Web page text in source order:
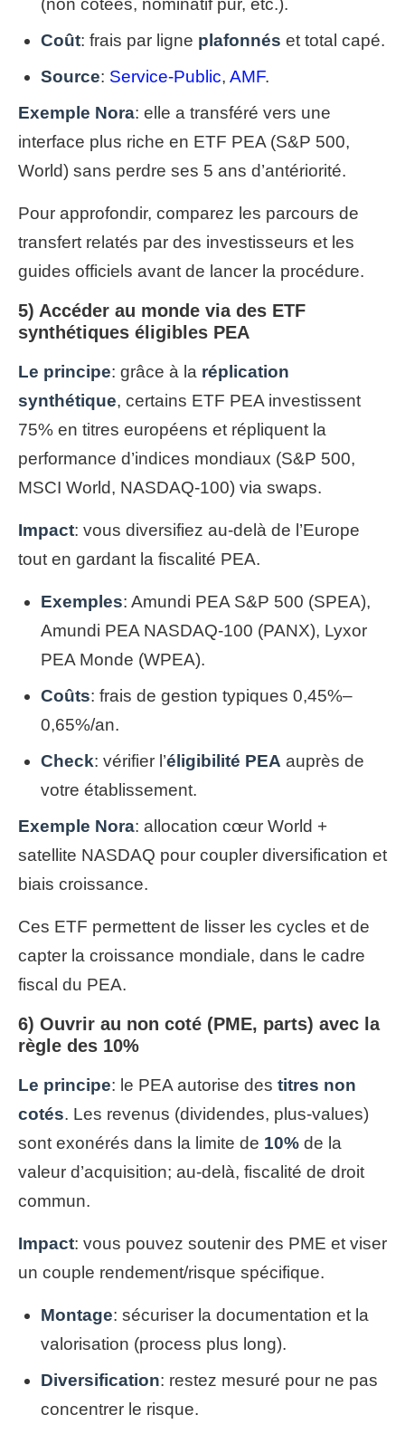
(non cotées, nominatif pur, etc.).
Coût: frais par ligne plafonnés et total capé.
Source: Service-Public, AMF.
Exemple Nora: elle a transféré vers une
interface plus riche en ETF PEA (S&P 500,
World) sans perdre ses 5 ans d’antériorité.
Pour approfondir, comparez les parcours de
transfert relatés par des investisseurs et les
guides officiels avant de lancer la procédure.
5) Accéder au monde via des ETF
synthétiques éligibles PEA
Le principe: grâce à la réplication
synthétique, certains ETF PEA investissent
75% en titres européens et répliquent la
performance d’indices mondiaux (S&P 500,
MSCI World, NASDAQ-100) via swaps.
Impact: vous diversifiez au-delà de l’Europe
tout en gardant la fiscalité PEA.
Exemples: Amundi PEA S&P 500 (SPEA),
Amundi PEA NASDAQ-100 (PANX), Lyxor
PEA Monde (WPEA).
Coûts: frais de gestion typiques 0,45%–
0,65%/an.
Check: vérifier l’éligibilité PEA auprès de
votre établissement.
Exemple Nora: allocation cœur World +
satellite NASDAQ pour coupler diversification et
biais croissance.
Ces ETF permettent de lisser les cycles et de
capter la croissance mondiale, dans le cadre
fiscal du PEA.
6) Ouvrir au non coté (PME, parts) avec la
règle des 10%
Le principe: le PEA autorise des titres non
cotés. Les revenus (dividendes, plus-values)
sont exonérés dans la limite de 10% de la
valeur d’acquisition; au-delà, fiscalité de droit
commun.
Impact: vous pouvez soutenir des PME et viser
un couple rendement/risque spécifique.
Montage: sécuriser la documentation et la
valorisation (process plus long).
Diversification: restez mesuré pour ne pas
concentrer le risque.